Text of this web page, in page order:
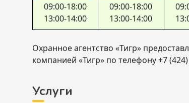
09:00-18:00
13:00-14:00
09:00-18:00
13:00-14:00
Охранное агентство «Тигр»
компанией «Тигр» по телефону +7
Услуги